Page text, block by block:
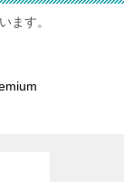
ます。